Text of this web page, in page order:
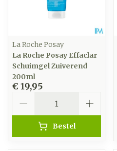
La Roche Posay
La Roche Posay Effaclar
Schuimgel Zuiverend
200ml
€ 19,95
Bestel